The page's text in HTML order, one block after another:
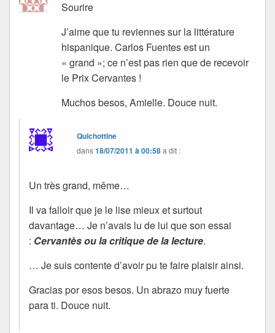
Sourire
J’aime que tu reviennes sur la littérature
hispanique. Carlos Fuentes est un
« grand »; ce n’est pas rien que de recevoir
le Prix Cervantes !
Muchos besos, Amielle. Douce nuit.
Quichottine
dans18/07/2011 à 00:58a dit :
Un très grand, même…
Il va falloir que je le lise mieux et surtout
davantage… Je n’avais lu de lui que son essai
: Cervantès ou la critique de la lecture.
… Je suis contente d’avoir pu te faire plaisir ainsi.
Gracias por esos besos. Un abrazo muy fuerte
para ti. Douce nuit.